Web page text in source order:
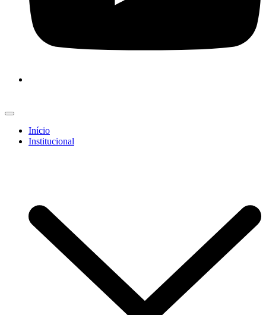
Início
Institucional